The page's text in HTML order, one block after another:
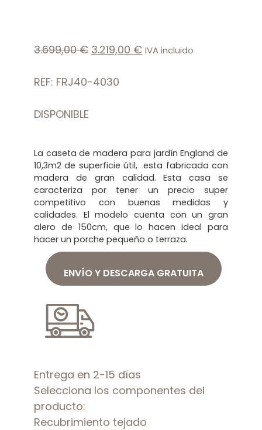
3.699,00€ 3.219,00 € IVA incluido
REF: FRJ40-4030
DISPONIBLE
La caseta de madera para jardín England de
10,3m2 de superficie útil, esta fabricada con
madera de gran calidad. Esta casa se
caracteriza por tener un precio super
competitivo con buenas medidas y
calidades. El modelo cuenta con un gran
alero de 150cm, que lo hacen ideal para
hacer un porche pequeño o terraza.
ENVÍO Y DESCARGA GRATUITA
Entrega en 2-15 días
Selecciona los componentes del
producto:
Recubrimiento tejado